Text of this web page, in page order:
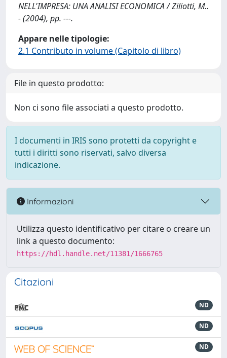
NELL'IMPRESA: UNA ANALISI ECONOMICA / Ziliotti, M..
- (2004), pp. ---.
Appare nelle tipologie:
2.1 Contributo in volume (Capitolo di libro)
File in questo prodotto:
Non ci sono file associati a questo prodotto.
I documenti in IRIS sono protetti da copyright e
tutti i diritti sono riservati, salvo diversa
indicazione.
Informazioni
Utilizza questo identificativo per citare o creare un
link a questo documento:
https://hdl.handle.net/11381/1666765
Citazioni
ND
ND
ND